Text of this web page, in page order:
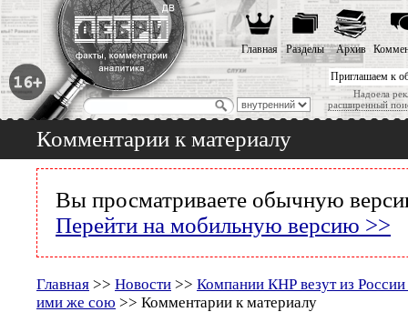
Приглашаем к
Надоела
расширенный
Главная Разделы Архив
Комментарии к материалу
Вы просматриваете обычную
Перейти на мобильную версию >>
Главная >> Новости >> Компании КНР везут из
ими же сою >> Комментарии к материалу